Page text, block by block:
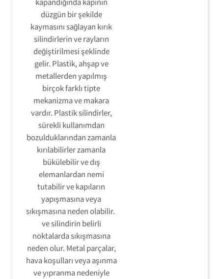
düzgün bir şekilde
kaymasını sağlayan kırık
silindirlerin ve rayların
değiştirilmesi şeklinde
gelir. Plastik, ahşap ve
metallerden yapılmış
birçok farklı tipte
mekanizma ve makara
vardır. Plastik silindirler,
sürekli kullanımdan
bozulduklarından zamanla
kırılabilirler zamanla
bükülebilir ve dış
elemanlardan nemi
tutabilir ve kapıların
yapışmasına veya
sıkışmasına neden olabilir.
ve silindirin belirli
noktalarda sıkışmasına
neden olur. Metal parçalar,
hava koşulları veya aşınma
ve yıpranma nedeniyle